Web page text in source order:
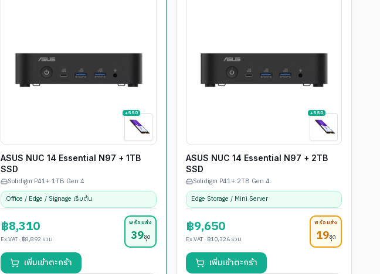
+SSD
ASUS NUC 14 Essential N97 + 1TB
SSD
Solidigm P41+ 1TB Gen 4
Office / Edge / Signage เริ่มต้น
฿8,310
Ex.VAT · ฿8,892รวม
พร้อมส่ง
39ชุด
เพิ่มเข้าตะกร้า
+SSD
ASUS NUC 14 Essential N97 + 2TB
SSD
Solidigm P41+ 2TB Gen 4
Edge Storage / Mini Server
฿9,650
Ex.VAT · ฿10,326รวม
พร้อมส่ง
19ชุด
เพิ่มเข้าตะกร้า